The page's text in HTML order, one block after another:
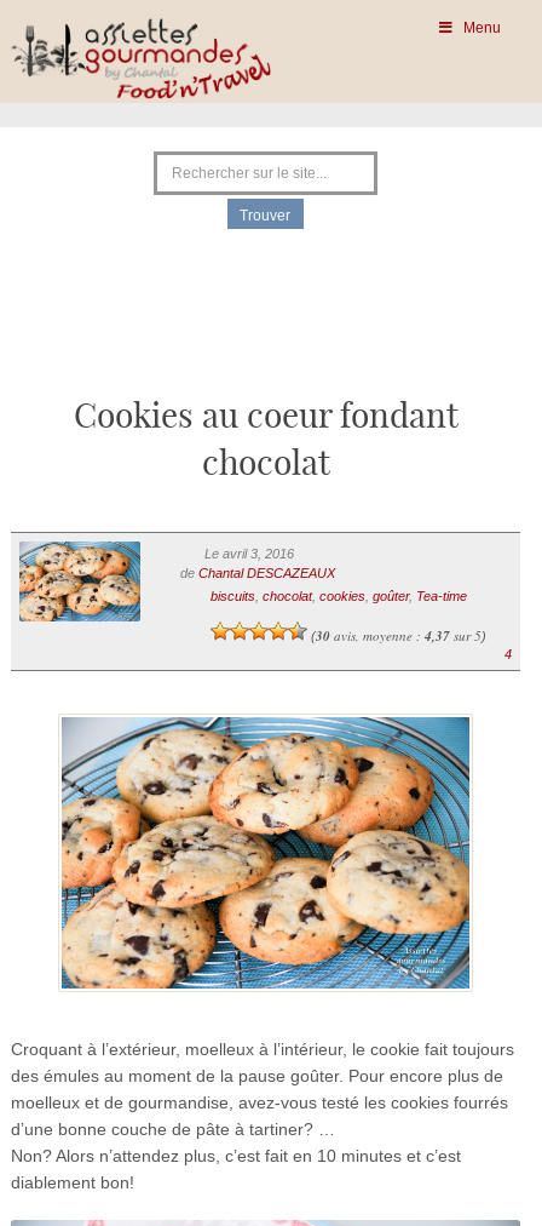
Menu
Cookies au coeur fondant
chocolat
Le avril 3, 2016
de Chantal DESCAZEAUX
biscuits, chocolat, cookies, goûter, Tea-time
(30avis, moyenne : 4,37sur 5)
4
Croquant à l’extérieur, moelleux à l’intérieur, le cookie fait toujours
des émules au moment de la pause goûter. Pour encore plus de
moelleux et de gourmandise, avez-vous testé les cookies fourrés
d’une bonne couche de pâte à tartiner? …
Non? Alors n’attendez plus, c’est fait en 10 minutes et c’est
diablement bon!